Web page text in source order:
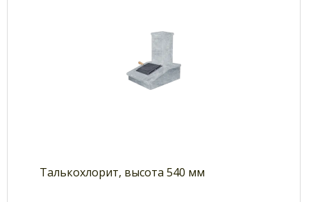
Талькохлорит, высота 540 мм